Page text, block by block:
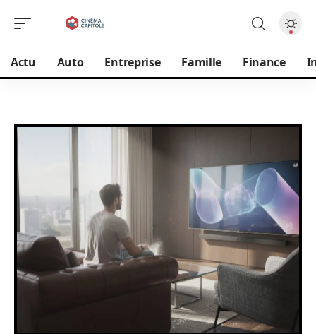
Actu Auto Entreprise Famille Finance